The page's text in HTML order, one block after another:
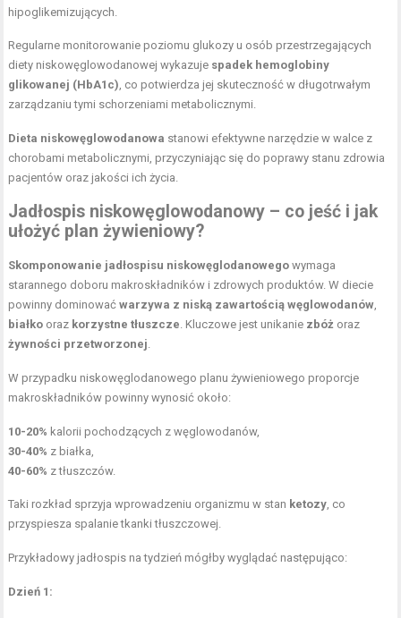
hipoglikemizujących.
Regularne monitorowanie poziomu glukozy u osób przestrzegających
diety niskowęglowodanowej wykazuje spadek hemoglobiny
glikowanej (HbA1c), co potwierdza jej skuteczność w długotrwałym
zarządzaniu tymi schorzeniami metabolicznymi.
Dieta niskowęglowodanowa stanowi efektywne narzędzie w walce z
chorobami metabolicznymi, przyczyniając się do poprawy stanu zdrowia
pacjentów oraz jakości ich życia.
Jadłospis niskowęglowodanowy – co jeść i jak
ułożyć plan żywieniowy?
Skomponowanie jadłospisu niskowęglodanowego wymaga
starannego doboru makroskładników i zdrowych produktów. W diecie
powinny dominowaćwarzywa z niską zawartością węglowodanów,
białko oraz korzystne tłuszcze. Kluczowe jest unikanie zbóż oraz
żywności przetworzonej.
W przypadku niskowęglodanowego planu żywieniowego proporcje
makroskładników powinny wynosić około:
10-20% kalorii pochodzących z węglowodanów,
30-40% z białka,
40-60% z tłuszczów.
Taki rozkład sprzyja wprowadzeniu organizmu w stan ketozy, co
przyspiesza spalanie tkanki tłuszczowej.
Przykładowy jadłospis na tydzień mógłby wyglądać następująco:
Dzień 1: